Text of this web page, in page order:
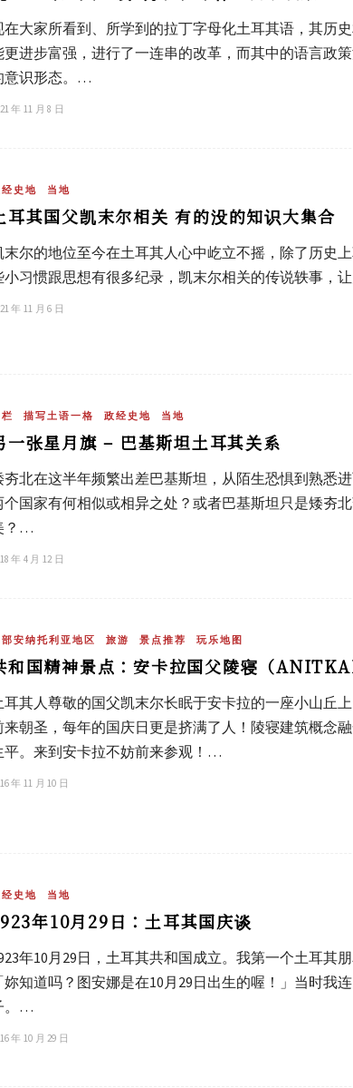
在大家所看到、所学到的拉丁字母化土耳其语，其历
更进步富强，进行了一连串的改革，而其中的语言政
意识形态。…
年 11 月 8 日
史地 当地
耳其国父凯末尔相关 有的没的知识大集合
末尔的地位至今在土耳其人心中屹立不摇，除了历史
小习惯跟思想有很多纪录，凯末尔相关的传说轶事，
年 11 月 6 日
描写土语一格 政经史地 当地
一张星月旗 – 巴基斯坦土耳其关系
夯北在这半年频繁出差巴基斯坦，从陌生恐惧到熟悉
个国家有何相似或相异之处？或者巴基斯坦只是矮夯
？…
年 4 月 12 日
安纳托利亚地区 旅游 景点推荐 玩乐地图
和国精神景点：安卡拉国父陵寝（
耳其人尊敬的国父凯末尔长眠于安卡拉的一座小山丘
来朝圣，每年的国庆日更是挤满了人！陵寝建筑概念
平。来到安卡拉不妨前来参观！…
年 11 月 10 日
史地 当地
年10月29日：土耳其国庆谈
年10月29日，土耳其共和国成立。我第一个土耳其
妳知道吗？图安娜是在10月29日出生的喔！」当时我
。…
年 10 月 29 日